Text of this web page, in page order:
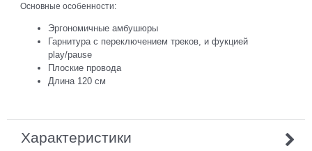
Основные особенности:
Эргономичные амбушюры
Гарнитура с переключением треков, и фукцией
play/pause
Плоские провода
Длина 120 см
Характеристики